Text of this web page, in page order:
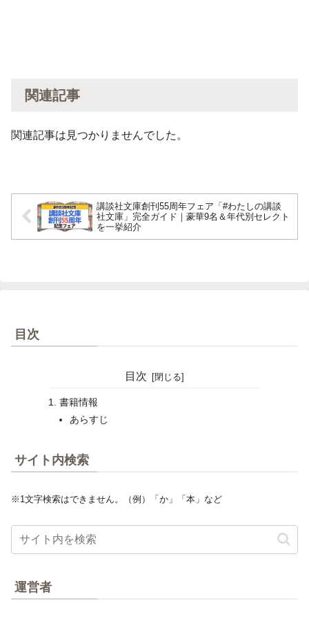
関連記事
関連記事は見つかりませんでした。
講談社文庫創刊55周年フェア「#わたしの講談
社文庫」完全ガイド｜豪華9名＆年代別セレクト
を一挙紹介
目次
目次
書籍情報
あらすじ
サイト内検索
※1文字検索はできません。（例）「か」「本」など
運営者